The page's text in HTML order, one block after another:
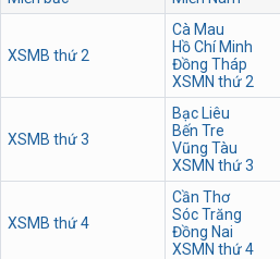
XSMB thứ 2
Cà Mau
Hồ Chí Minh
Đồng Tháp
XSMN thứ 2
XSMB thứ 3
Bạc Liêu
Bến Tre
Vũng Tàu
XSMN thứ 3
XSMB thứ 4
Cần Thơ
Sóc Trăng
Đồng Nai
XSMN thứ 4